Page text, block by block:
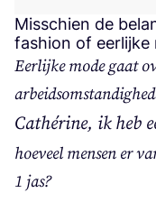
Misschien de
fashion of eerlijke
Eer­lij­ke mode gaat
Cathé­ri­ne, ik heb
hoe­veel men­sen er
1 jas?